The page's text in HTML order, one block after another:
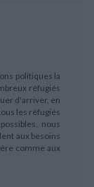
jeunes adultes
littéraire
de société
Spiritualités
historiques
être
Santé politiques la
réfugiés
d'arriver, en
les réfugiés
nous
aux besoins
comme aux